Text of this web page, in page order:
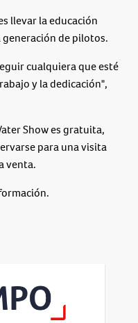
llevar la educación
de pilotos.
cualquiera que esté
y la dedicación",
Show es gratuita,
para una visita
venta.